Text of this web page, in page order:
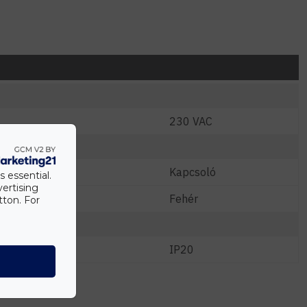
230 VAC
Kapcsoló
Fehér
IP20
essential.
For